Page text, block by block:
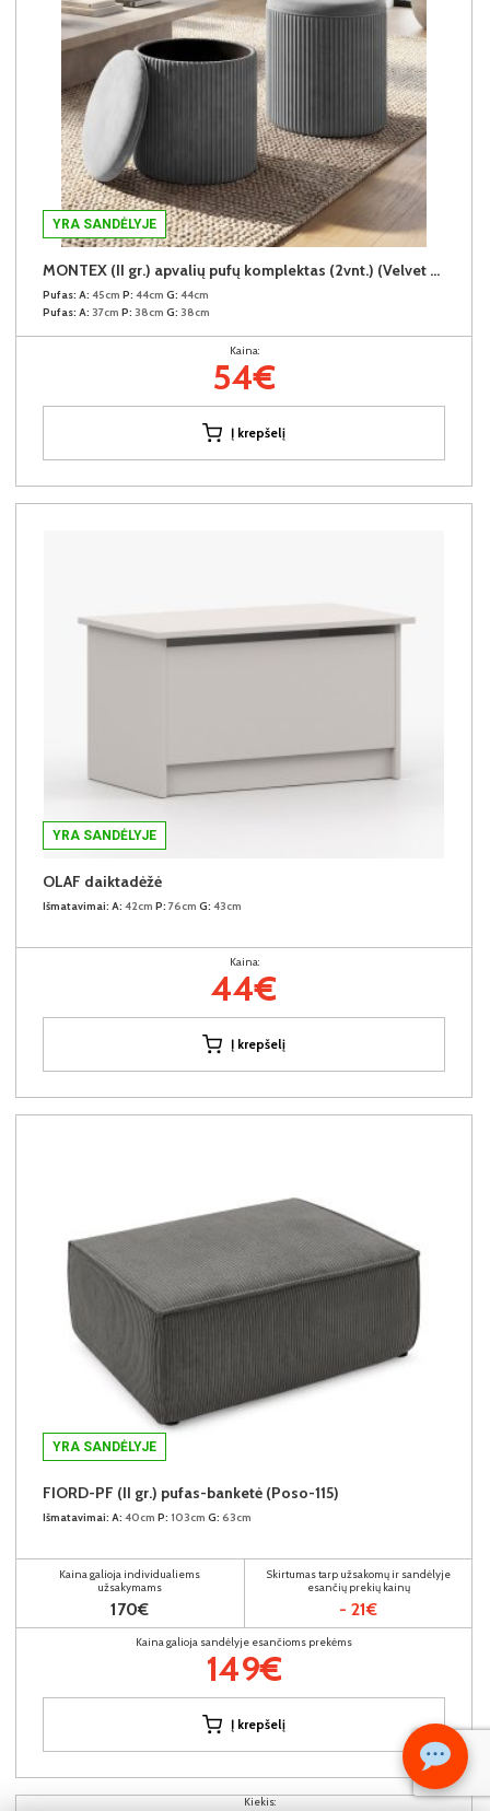
Kiekis:
YRA SANDĖLYJE
MONTEX (II gr.) apvalių pufų komplektas (2vnt.) (Velvet #13 Šviesiai pilkas)
Pufas: A: 45cm P: 44cm G: 44cm
Pufas: A: 37cm P: 38cm G: 38cm
Kaina:
54€
Į krepšelį
YRA SANDĖLYJE
OLAF daiktadėžė
Išmatavimai: A: 42cm P: 76cm G: 43cm
Kaina:
44€
Į krepšelį
YRA SANDĖLYJE
FIORD-PF (II gr.) pufas-banketė (Poso-115)
Išmatavimai: A: 40cm P: 103cm G: 63cm
Kaina galioja individualiems
užsakymams
170€
Skirtumas tarp užsakomų ir sandėlyje
esančių prekių kainų
- 21€
Kaina galioja sandėlyje esančioms prekėms
149€
Į krepšelį